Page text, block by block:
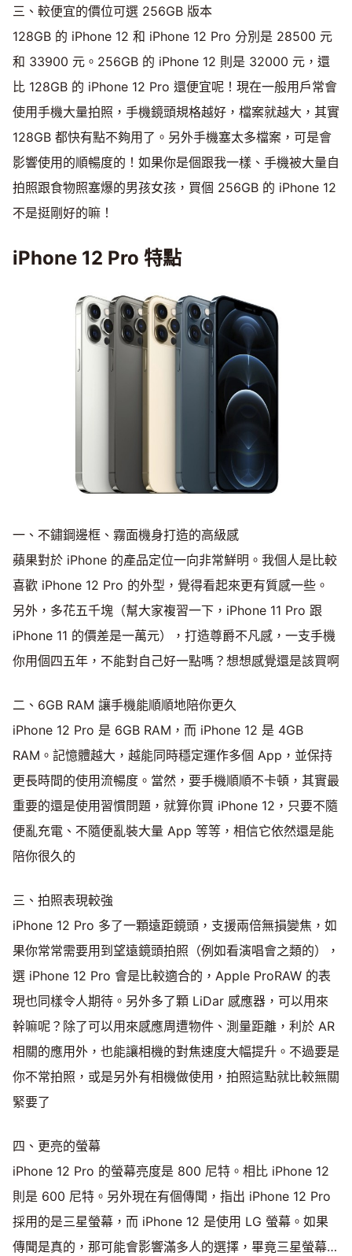
三、較便宜的價位可選 256GB 版本
128GB 的 iPhone 12 和 iPhone 12 Pro 分別是 28500 元
和 33900 元。256GB 的 iPhone 12 則是 32000 元，還
比 128GB 的 iPhone 12 Pro 還便宜呢！現在一般用戶常會
使用手機大量拍照，手機鏡頭規格越好，檔案就越大，其實
128GB 都快有點不夠用了。另外手機塞太多檔案，可是會
影響使用的順暢度的！如果你是個跟我一樣、手機被大量自
拍照跟食物照塞爆的男孩女孩，買個 256GB 的 iPhone 12
不是挺剛好的嘛！
iPhone 12 Pro 特點
一、不鏽鋼邊框、霧面機身打造的高級感
蘋果對於 iPhone 的產品定位一向非常鮮明。我個人是比較
喜歡 iPhone 12 Pro 的外型，覺得看起來更有質感一些。
另外，多花五千塊（幫大家複習一下，iPhone 11 Pro 跟
iPhone 11 的價差是一萬元），打造尊爵不凡感，一支手機
你用個四五年，不能對自己好一點嗎？想想感覺還是該買啊
二、6GB RAM 讓手機能順順地陪你更久
iPhone 12 Pro 是 6GB RAM，而 iPhone 12 是 4GB
RAM。記憶體越大，越能同時穩定運作多個 App，並保持
更長時間的使用流暢度。當然，要手機順順不卡頓，其實最
重要的還是使用習慣問題，就算你買 iPhone 12，只要不隨
便亂充電、不隨便亂裝大量 App 等等，相信它依然還是能
陪你很久的
三、拍照表現較強
iPhone 12 Pro 多了一顆遠距鏡頭，支援兩倍無損變焦，如
果你常常需要用到望遠鏡頭拍照（例如看演唱會之類的），
選 iPhone 12 Pro 會是比較適合的，Apple ProRAW 的表
現也同樣令人期待。另外多了顆 LiDar 感應器，可以用來
幹嘛呢？除了可以用來感應周遭物件、測量距離，利於 AR
相關的應用外，也能讓相機的對焦速度大幅提升。不過要是
你不常拍照，或是另外有相機做使用，拍照這點就比較無關
緊要了
四、更亮的螢幕
iPhone 12 Pro 的螢幕亮度是 800 尼特。相比 iPhone 12
則是 600 尼特。另外現在有個傳聞，指出 iPhone 12 Pro
採用的是三星螢幕，而 iPhone 12 是使用 LG 螢幕。如果
傳聞是真的，那可能會影響滿多人的選擇，畢竟三星螢幕…